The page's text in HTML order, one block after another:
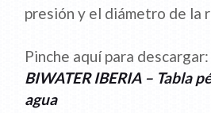
presión y el diámetro de la
Pinche aquí para descargar:
BIWATER IBERIA – Tabla
agua